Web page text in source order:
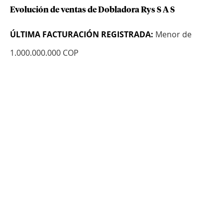
Evolución de ventas de Dobladora Rys S A S
ÚLTIMA FACTURACIÓN REGISTRADA: Menor de
1.000.000.000 COP